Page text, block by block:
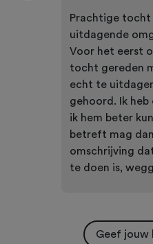
Prachtige tocht
uitdagende
Voor het eerst
tocht gereden
echt te
gehoord. Ik heb
ik hem beter
betreft mag
omschrijving
te doen is,
Geef jouw